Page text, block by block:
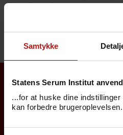
Samtykke
Statens Serum Institut
...for at huske dine
kan forbedre brugeroplevelsen.
kundeservice
Borgere